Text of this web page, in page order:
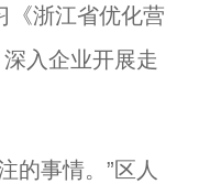
浙江省优化营
入企业开展走
事情。”区人